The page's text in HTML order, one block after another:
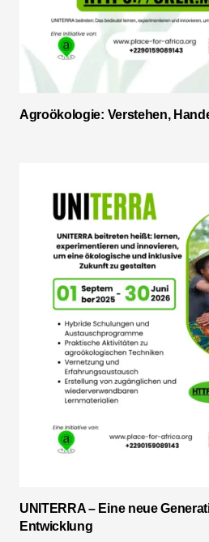
Agroökologie: Verstehen,
UNITERRA – Eine neue
Entwicklung